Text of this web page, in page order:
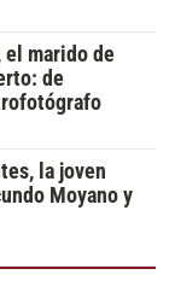
el marido de
de
la joven
Moyano y